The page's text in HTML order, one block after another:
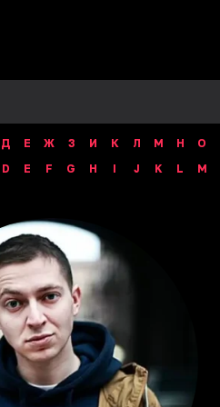
Д Е Ж З И К Л М Н О
D E F G H I J K L M